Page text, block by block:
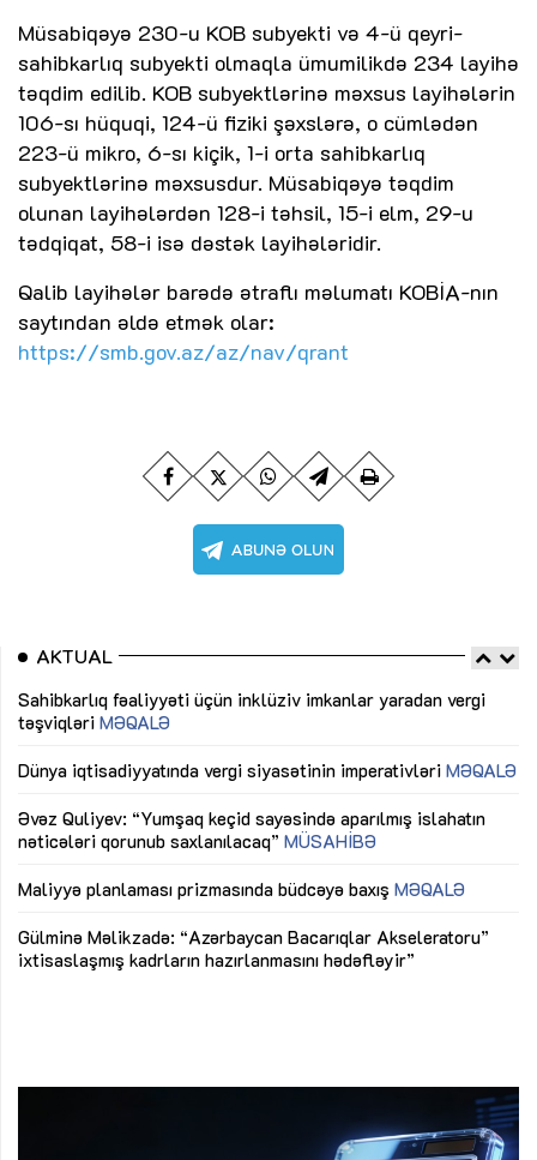
Müsabiqəyə 230-u KOB subyekti və 4-ü qeyri-
sahibkarlıq subyekti olmaqla ümumilikdə 234 layihə
təqdim edilib. KOB subyektlərinə məxsus layihələrin
106-sı hüquqi, 124-ü fiziki şəxslərə, o cümlədən
223-ü mikro, 6-sı kiçik, 1-i orta sahibkarlıq
subyektlərinə məxsusdur. Müsabiqəyə təqdim
olunan layihələrdən 128-i təhsil, 15-i elm, 29-u
tədqiqat, 58-i isə dəstək layihələridir.
Qalib layihələr barədə ətraflı məlumatı KOBİA-nın
saytından əldə etmək olar:
https://smb.gov.az/az/nav/qrant
AKTUAL
Sahibkarlıq fəaliyyəti üçün inklüziv imkanlar yaradan vergi
təşviqləri MƏQALƏ
Dünya iqtisadiyyatında vergi siyasətinin imperativləri MƏQALƏ
Əvəz Quliyev: “Yumşaq keçid sayəsində aparılmış islahatın
nəticələri qorunub saxlanılacaq” MÜSAHİBƏ
Maliyyə planlaması prizmasında büdcəyə baxış MƏQALƏ
Gülminə Məlikzadə: “Azərbaycan Bacarıqlar Akseleratoru”
ixtisaslaşmış kadrların hazırlanmasını hədəfləyir”